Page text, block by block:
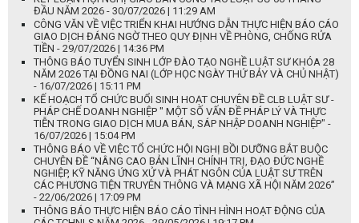
ĐẦU NĂM 2026 - 30/07/2026 | 11:29 AM
CÔNG VĂN VỀ VIỆC TRIỂN KHAI HƯỚNG DẪN THỰC HIỆN BÁO CÁO
GIAO DỊCH ĐÁNG NGỜ THEO QUY ĐỊNH VỀ PHÒNG, CHỐNG RỬA
TIỀN - 29/07/2026 | 14:36 PM
THÔNG BÁO TUYỂN SINH LỚP ĐÀO TẠO NGHỀ LUẬT SƯ KHÓA 28
NĂM 2026 TẠI ĐỒNG NAI (LỚP HỌC NGÀY THỨ BẢY VÀ CHỦ NHẬT)
- 16/07/2026 | 15:11 PM
KẾ HOẠCH TỔ CHỨC BUỔI SINH HOẠT CHUYÊN ĐỀ CLB LUẬT SƯ -
PHÁP CHẾ DOANH NGHIỆP " MỘT SỐ VẤN ĐỀ PHÁP LÝ VÀ THỰC
TIỄN TRONG GIAO DỊCH MUA BÁN, SÁP NHẬP DOANH NGHIỆP" -
16/07/2026 | 15:04 PM
THÔNG BÁO VỀ VIỆC TỔ CHỨC HỘI NGHỊ BỒI DƯỠNG BẮT BUỘC
CHUYÊN ĐỀ “NÂNG CAO BẢN LĨNH CHÍNH TRỊ, ĐẠO ĐỨC NGHỀ
NGHIỆP, KỸ NĂNG ỨNG XỬ VÀ PHÁT NGÔN CỦA LUẬT SƯ TRÊN
CÁC PHƯƠNG TIỆN TRUYÊN THÔNG VÀ MẠNG XÃ HỘI NĂM 2026”
- 22/06/2026 | 17:09 PM
THÔNG BÁO THỰC HIỆN BÁO CÁO TÌNH HÌNH HOẠT ĐỘNG CỦA